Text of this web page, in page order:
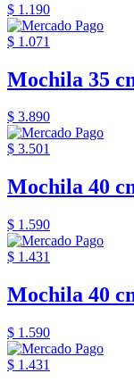
$ 1.190
$ 1.071
Mochila 35
$ 3.890
$ 3.501
Mochila 40
$ 1.590
$ 1.431
Mochila 40
$ 1.590
$ 1.431